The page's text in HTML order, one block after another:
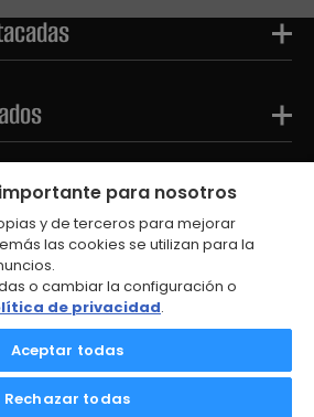
© 2026
Aviso Legal
de Privacidad
Política de Cookies
para nosotros
y de terceros para mejorar
las cookies se utilizan para la
o cambiar la configuración o
de privacidad.
Aceptar todas
Rechazar todas